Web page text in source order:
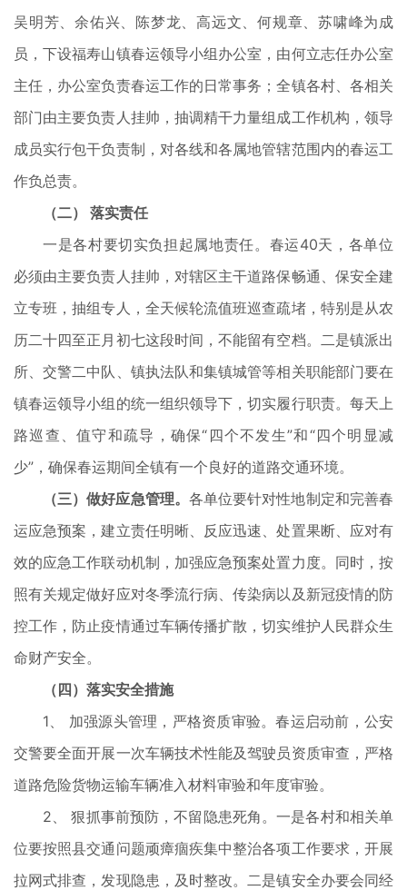
吴明芳、余佑兴、陈梦龙、高远文、何规章、苏啸峰为成
员，下设福寿山镇春运领导小组办公室，由何立志任办公室
主任，办公室负责春运工作的日常事务；全镇各村、各相关
部门由主要负责人挂帅，抽调精干力量组成工作机构，领导
成员实行包干负责制，对各线和各属地管辖范围内的春运工
作负总责。
（二） 落实责任
一是各村要切实负担起属地责任。春运40天，各单位
必须由主要负责人挂帅，对辖区主干道路保畅通、保安全建
立专班，抽组专人，全天候轮流值班巡查疏堵，特别是从农
历二十四至正月初七这段时间，不能留有空档。二是镇派出
所、交警二中队、镇执法队和集镇城管等相关职能部门要在
镇春运领导小组的统一组织领导下，切实履行职责。每天上
路巡查、值守和疏导，确保“四个不发生”和“四个明显减
少”，确保春运期间全镇有一个良好的道路交通环境。
（三）做好应急管理。 各单位要针对性地制定和完善春
运应急预案，建立责任明晰、反应迅速、处置果断、应对有
效的应急工作联动机制，加强应急预案处置力度。同时，按
照有关规定做好应对冬季流行病、传染病以及新冠疫情的防
控工作，防止疫情通过车辆传播扩散，切实维护人民群众生
命财产安全。
（四）落实安全措施
1、 加强源头管理，严格资质审验。春运启动前，公安
交警要全面开展一次车辆技术性能及驾驶员资质审查，严格
道路危险货物运输车辆准入材料审验和年度审验。
2、 狠抓事前预防，不留隐患死角。一是各村和相关单
位要按照县交通问题顽瘴痼疾集中整治各项工作要求，开展
拉网式排查，发现隐患，及时整改。二是镇安全办要会同经